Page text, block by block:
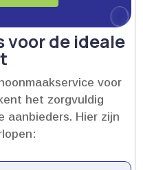
voor de ideale
voor
het zorgvuldig
aanbieders.​ Hier zijn